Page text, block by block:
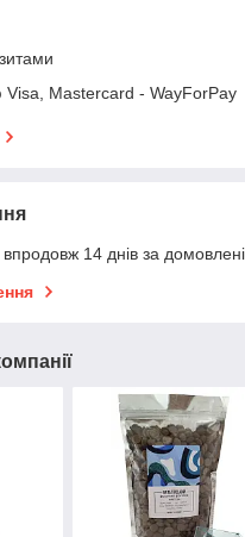
Visa, Mastercard - WayForPay
14 днів за